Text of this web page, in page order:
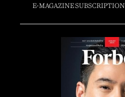
E-MAGAZINE SUBSCRIPTION